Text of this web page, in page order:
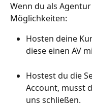
Wenn du als
Möglichkeiten:
Hosten deine
diese einen AV
Hostest du die
Account, musst
uns schließen.